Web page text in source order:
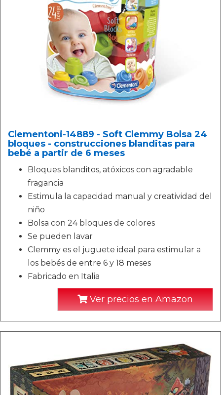
Clementoni-14889 - Soft Clemmy Bolsa 24
bloques - construcciones blanditas para
bebé a partir de 6 meses
Bloques blanditos, atóxicos con agradable
fragancia
Estimula la capacidad manual y creatividad del
niño
Bolsa con 24 bloques de colores
Se pueden lavar
Clemmy es el juguete ideal para estimular a
los bebés de entre 6 y 18 meses
Fabricado en Italia
Ver precios en Amazon